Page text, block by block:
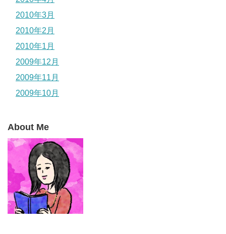
2010年3月
2010年2月
2010年1月
2009年12月
2009年11月
2009年10月
About Me